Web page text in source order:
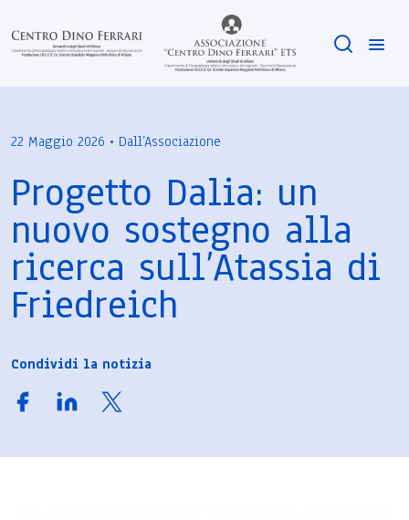
22 Maggio 2026 • Dall’Associazione
Progetto Dalia: un
nuovo sostegno alla
ricerca sull’Atassia di
Friedreich
Condividi la notizia